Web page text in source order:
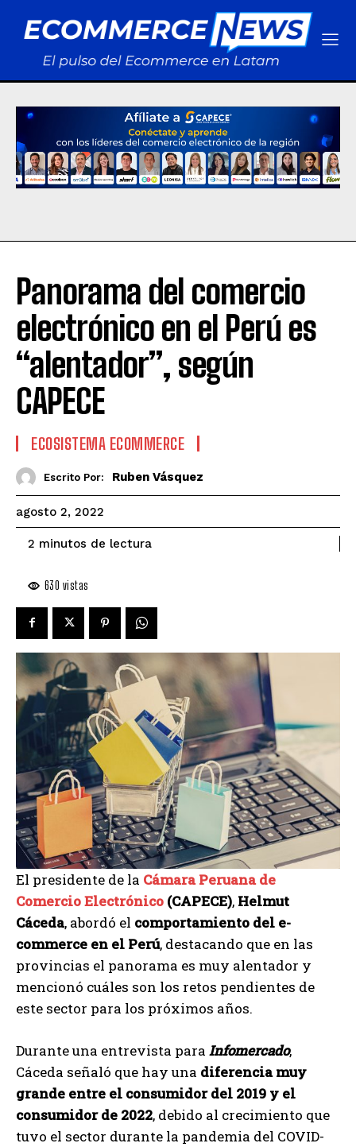
Panorama del comercio
electrónico en el Perú es
“alentador”, según
CAPECE
ECOSISTEMA ECOMMERCE
Escrito Por: Ruben Vásquez
agosto 2, 2022
2 minutos de lectura
630 vistas
El presidente de la Cámara Peruana de
Comercio Electrónico (CAPECE), Helmut
Cáceda, abordó el comportamiento del e-
commerce en el Perú, destacando que en las
provincias el panorama es muy alentador y
mencionó cuáles son los retos pendientes de
este sector para los próximos años.
Durante una entrevista para Infomercado,
Cáceda señaló que hay una diferencia muy
grande entre el consumidor del 2019 y el
consumidor de 2022, debido al crecimiento que
tuvo el sector durante la pandemia del COVID-